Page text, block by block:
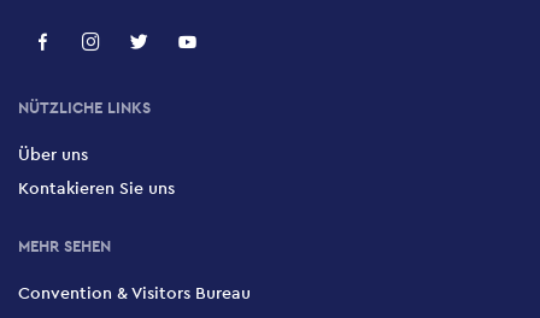
NÜTZLICHE LINKS
Über uns
Kontakieren Sie uns
MEHR SEHEN
Convention & Visitors Bureau